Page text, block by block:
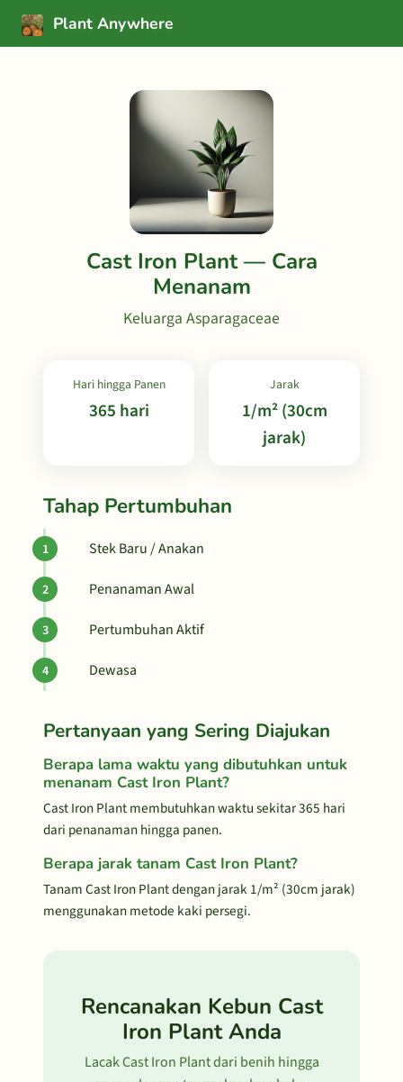
Plant Anywhere
Cast Iron Plant — Cara
Menanam
Keluarga Asparagaceae
Hari hingga Panen
365 hari
Jarak
1/m² (30cm
jarak)
Tahap Pertumbuhan
Stek Baru / Anakan
Penanaman Awal
Pertumbuhan Aktif
Dewasa
Pertanyaan yang Sering Diajukan
Berapa lama waktu yang dibutuhkan untuk
menanam Cast Iron Plant?
Cast Iron Plant membutuhkan waktu sekitar 365 hari
dari penanaman hingga panen.
Berapa jarak tanam Cast Iron Plant?
Tanam Cast Iron Plant dengan jarak 1/m² (30cm jarak)
menggunakan metode kaki persegi.
Rencanakan Kebun Cast
Iron Plant Anda
Lacak Cast Iron Plant dari benih hingga